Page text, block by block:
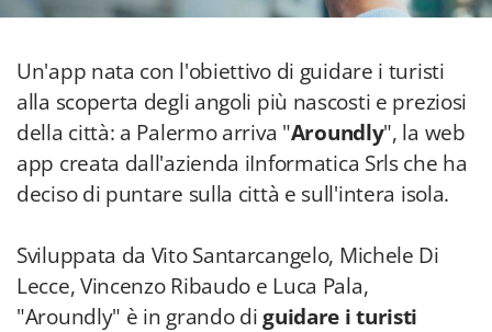
Un'app nata con l'obiettivo di guidare i turisti
alla scoperta degli angoli più nascosti e preziosi
della città: a Palermo arriva "Aroundly", la web
app creata dall'azienda iInformatica Srls che ha
deciso di puntare sulla città e sull'intera isola.
Sviluppata da Vito Santarcangelo, Michele Di
Lecce, Vincenzo Ribaudo e Luca Pala,
"Aroundly" è in grando diguidare i turisti